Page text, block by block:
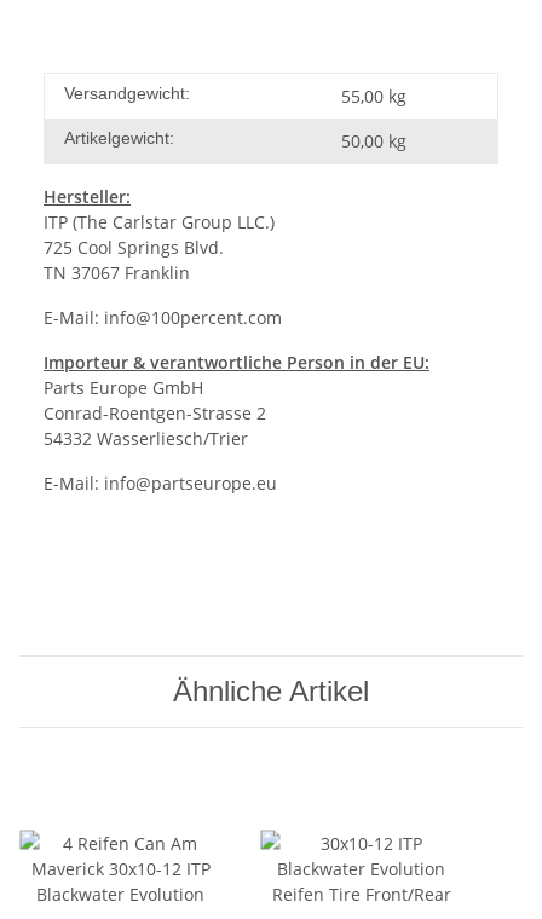
Versandgewicht: 55,00 kg
Artikelgewicht: 50,00 kg
Hersteller:
ITP (The Carlstar Group LLC.)
725 Cool Springs Blvd.
TN 37067 Franklin
E-Mail: info@100percent.com
Importeur & verantwortliche Person in der EU:
Parts Europe GmbH
Conrad-Roentgen-Strasse 2
54332 Wasserliesch/Trier
E-Mail: info@partseurope.eu
Ähnliche Artikel